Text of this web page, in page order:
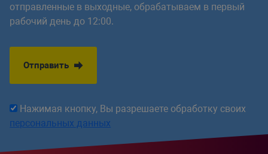
отправленные в выходные, обрабатываем в первый
рабочий день до 12:00.
Отправить
Нажимая кнопку, Вы разрешаете обработку своих
персональных данных